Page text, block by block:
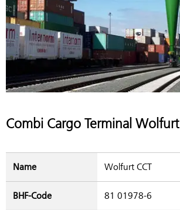
Combi Cargo Terminal Wolfurt
Name Wolfurt CCT
BHF-Code 81 01978-6